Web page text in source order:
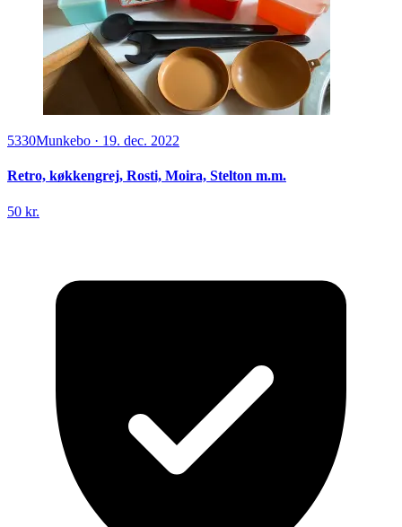
5330Munkebo · 19. dec. 2022
Retro, køkkengrej, Rosti, Moira, Stelton m.m.
50 kr.